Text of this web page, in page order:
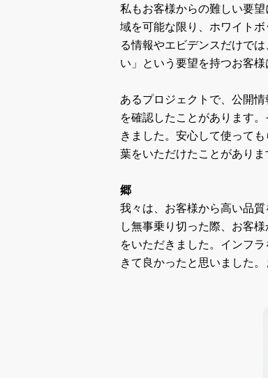
私もお客様からの難しい要
域を可能な限り、ホワイト
る情報やエビデンスだけで
い」という要望を持つお客様
あるプロジェクトで、公開
を確認したことがあります
きました。安心して使って
葉をいただけたことがありま
郷
我々は、お客様から高い品
し無事乗り切った際、お客
をいただきました。インフ
きて良かったと思いました